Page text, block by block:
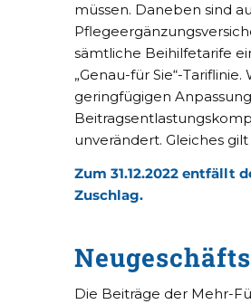
müssen. Daneben sind
sämtliche Beihilfetarife
„Genau-für Sie“-
geringfügigen
unverändert. Gleiches
Zum 31.12.2022 entfällt
Zuschlag.
Die Beiträge der Mehr-